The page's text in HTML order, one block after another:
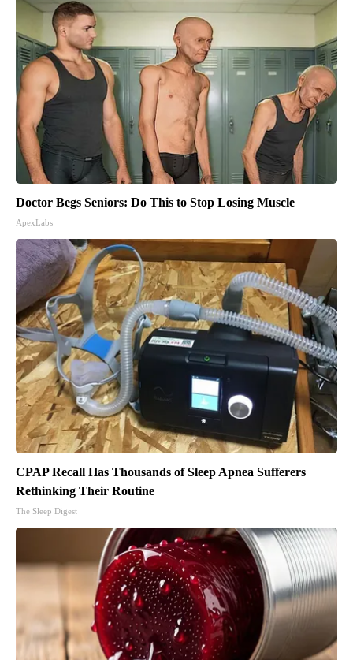
Doctor Begs Seniors: Do This to Stop Losing Muscle
ApexLabs
CPAP Recall Has Thousands of Sleep Apnea Sufferers
Rethinking Their Routine
The Sleep Digest